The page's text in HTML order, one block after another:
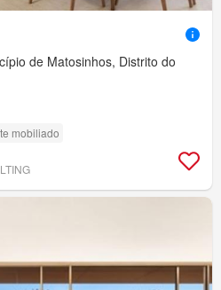
de Matosinhos, Distrito do
mobiliado